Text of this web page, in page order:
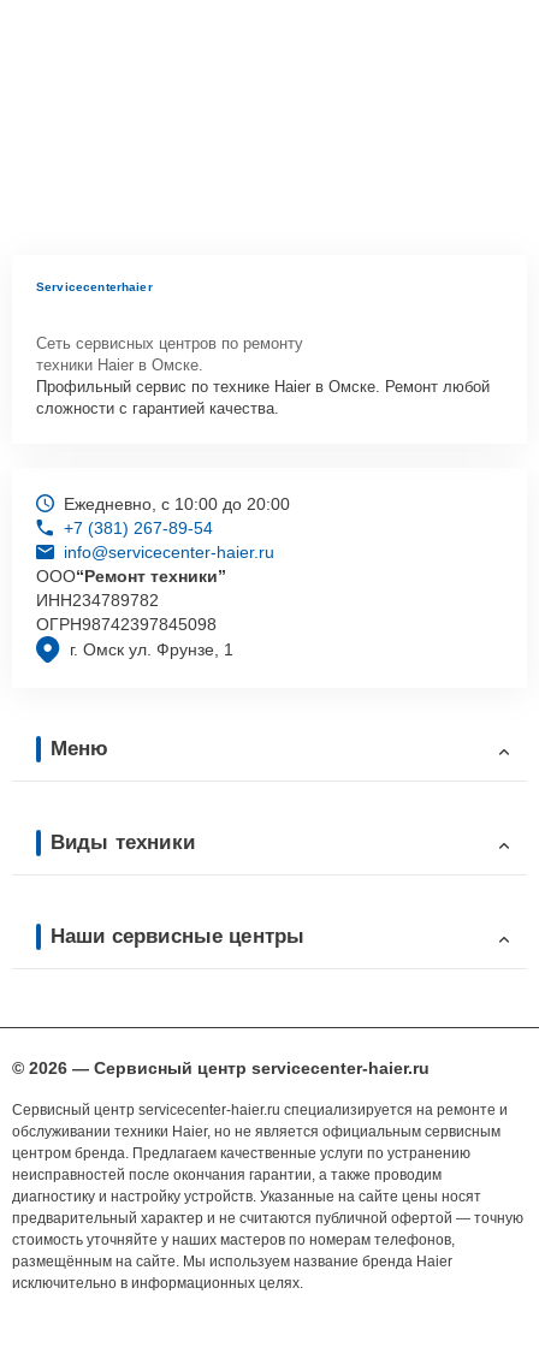
Servicecenterhaier
Сеть сервисных центров по ремонту
техники Haier в Омске.
Профильный сервис по технике Haier в Омске. Ремонт любой
сложности с гарантией качества.
г. Омск ул. Фрунзе, 1
Ежедневно, с 10:00 до 20:00
+7 (381) 267-89-54
info@servicecenter-haier.ru
ООО“Ремонт техники”
ИНН234789782
ОГРН98742397845098
Меню
Виды техники
Наши сервисные центры
© 2026 — Сервисный центр servicecenter-haier.ru
Сервисный центр servicecenter-haier.ru специализируется на ремонте и
обслуживании техники Haier, но не является официальным сервисным
центром бренда. Предлагаем качественные услуги по устранению
неисправностей после окончания гарантии, а также проводим
диагностику и настройку устройств. Указанные на сайте цены носят
предварительный характер и не считаются публичной офертой — точную
стоимость уточняйте у наших мастеров по номерам телефонов,
размещённым на сайте. Мы используем название бренда Haier
исключительно в информационных целях.